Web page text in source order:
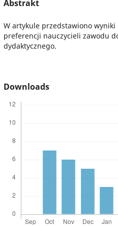
Abstrakt
W artykule przedstawiono
preferencji nauczycieli zawodu
dydaktycznego.
Downloads